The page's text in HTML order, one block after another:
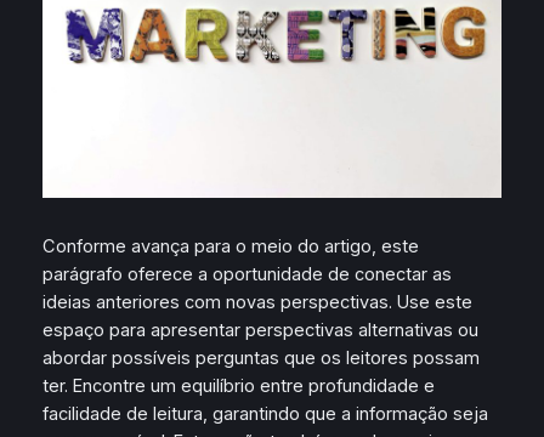
Conforme avança para o meio do artigo, este
parágrafo oferece a oportunidade de conectar as
ideias anteriores com novas perspectivas. Use este
espaço para apresentar perspectivas alternativas ou
abordar possíveis perguntas que os leitores possam
ter. Encontre um equilíbrio entre profundidade e
facilidade de leitura, garantindo que a informação seja